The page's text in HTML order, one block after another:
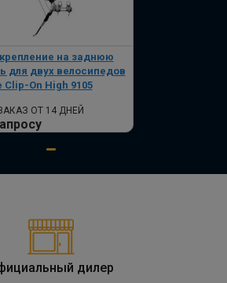
на заднюю
для двух велосипедов
Clip-On High 9105
ОТ 14 ДНЕЙ
дилер